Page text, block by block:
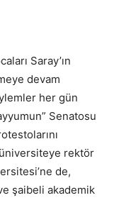
Saray’ın
devam
her gün
Senatosu
rektör
de,
şaibeli akademik